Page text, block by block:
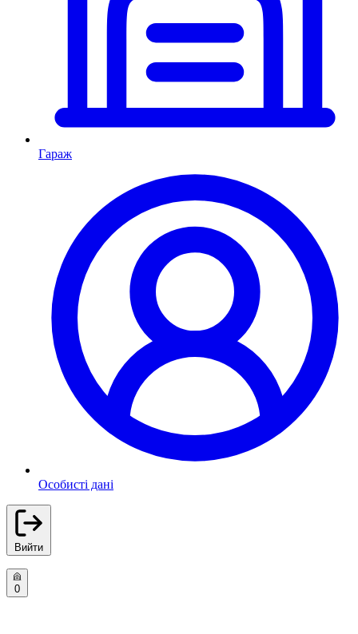
Гараж
Особисті дані
Вийти
0